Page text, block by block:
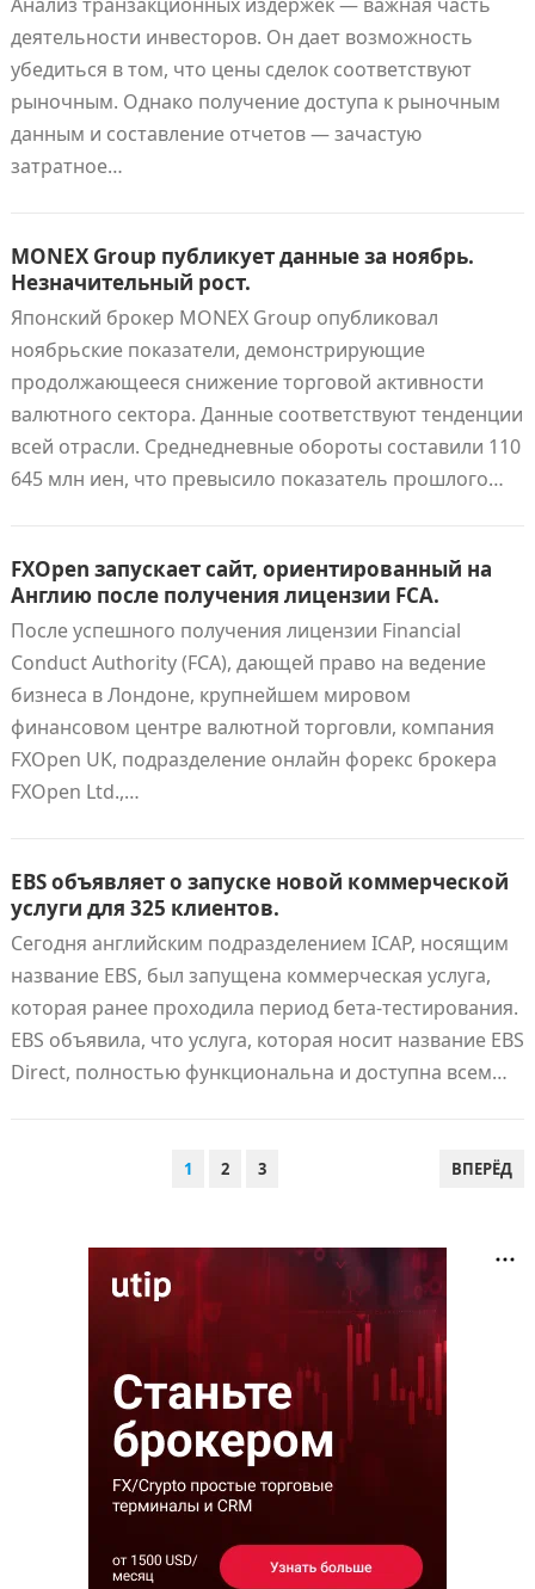
деятельности инвесторов. Он дает возможность
убедиться в том, что цены сделок соответствуют
рыночным. Однако получение доступа к рыночным
данным и составление отчетов — зачастую
затратное…
MONEX Group публикует данные за ноябрь.
Незначительный рост.
Японский брокер MONEX Group опубликовал
ноябрьские показатели, демонстрирующие
продолжающееся снижение торговой активности
валютного сектора. Данные соответствуют тенденции
всей отрасли. Среднедневные обороты составили 110
645 млн иен, что превысило показатель прошлого…
FXOpen запускает сайт, ориентированный на
Англию после получения лицензии FCA.
После успешного получения лицензии Financial
Conduct Authority (FCA), дающей право на ведение
бизнеса в Лондоне, крупнейшем мировом
финансовом центре валютной торговли, компания
FXOpen UK, подразделение онлайн форекс брокера
FXOpen Ltd.,…
EBS объявляет о запуске новой коммерческой
услуги для 325 клиентов.
Сегодня английским подразделением ICAP, носящим
название EBS, был запущена коммерческая услуга,
которая ранее проходила период бета-тестирования.
EBS объявила, что услуга, которая носит название EBS
Direct, полностью функциональна и доступна всем…
1 2 3 ВПЕРЁД